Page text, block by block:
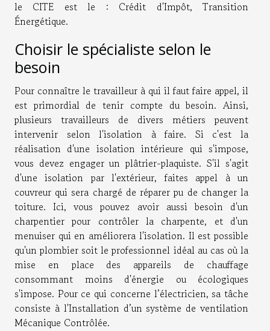
le CITE est le : Crédit d'Impôt, Transition
Énergétique.
Choisir le spécialiste selon le
besoin
Pour connaître le travailleur à qui il faut faire appel, il
est primordial de tenir compte du besoin. Ainsi,
plusieurs travailleurs de divers métiers peuvent
intervenir selon l'isolation à faire. Si c'est la
réalisation d'une isolation intérieure qui s'impose,
vous devez engager un plâtrier-plaquiste. S'il s'agit
d'une isolation par l'extérieur, faites appel à un
couvreur qui sera chargé de réparer pu de changer la
toiture. Ici, vous pouvez avoir aussi besoin d'un
charpentier pour contrôler la charpente, et d'un
menuiser qui en améliorera l'isolation. Il est possible
qu'un plombier soit le professionnel idéal au cas où la
mise en place des appareils de chauffage
consommant moins d'énergie ou écologiques
s'impose. Pour ce qui concerne l’électricien, sa tâche
consiste à l'Installation d’un système de ventilation
Mécanique Contrôlée.